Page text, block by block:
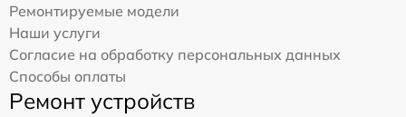
Ремонтируемые модели
Наши услуги
Согласие на обработку персональных данных
Способы оплаты
Ремонт устройств